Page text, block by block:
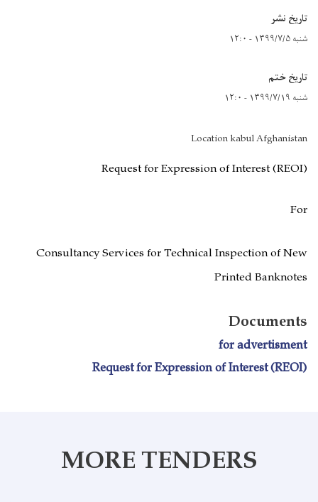
تاریخ نشر
شنبه ۱۳۹۹/۷/۵ - ۱۲:۰
تاریخ ختم
شنبه ۱۳۹۹/۷/۱۹ - ۱۲:۰
Location kabul Afghanistan
Request for Expression of Interest (REOI)
For
Consultancy Services for Technical Inspection of New
Printed Banknotes
Documents
for advertisment
Request for Expression of Interest (REOI)
MORE TENDERS